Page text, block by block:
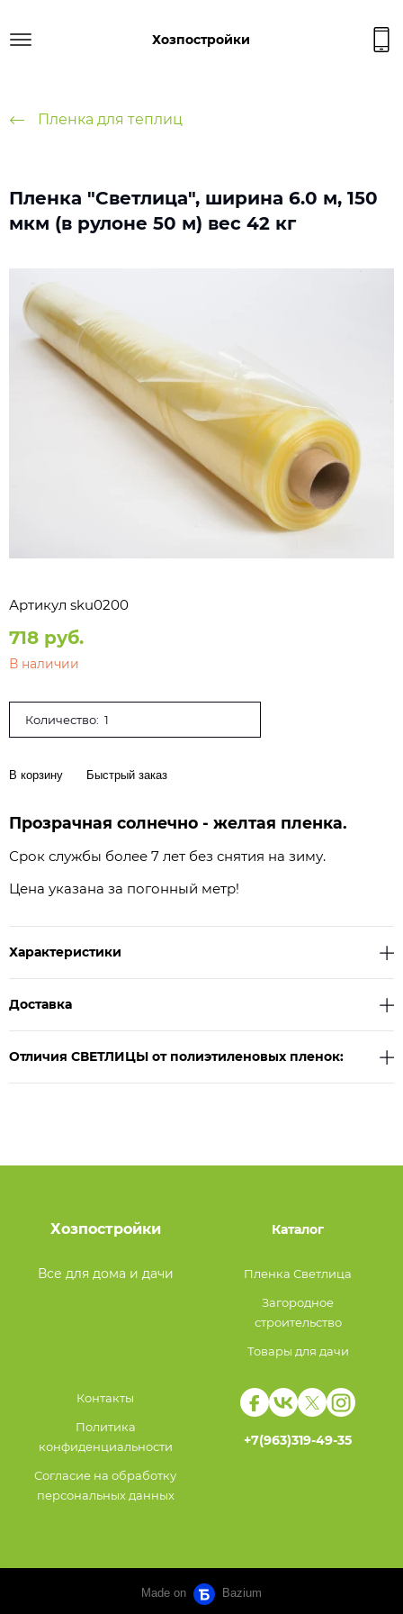
Хозпостройки
Пленка для теплиц
Пленка "Светлица", ширина 6.0 м, 150
мкм (в рулоне 50 м) вес 42 кг
Артикул sku0200
718 руб.
В наличии
Количество:
В корзину Быстрый заказ
Прозрачная солнечно - желтая пленка.
Срок службы более 7 лет без снятия на зиму.
Цена указана за погонный метр!
Характеристики
Доставка
Отличия СВЕТЛИЦЫ от полиэтиленовых пленок:
Хозпостройки
Все для дома и дачи
Каталог
Пленка Светлица
Загородное
строительство
Товары для дачи
Контакты
Политика
конфиденциальности
Согласие на обработку
персональных данных
+7(963)319-49-35
Made on Bazium